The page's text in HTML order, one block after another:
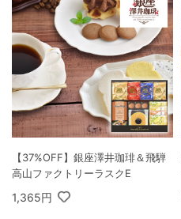
【37%OFF】銀座澤井珈琲＆飛騨
高山ファクトリーラスクE
1,365円